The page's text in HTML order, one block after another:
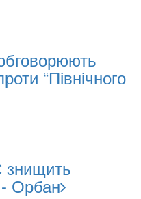
“Північного
знищить
Орбан